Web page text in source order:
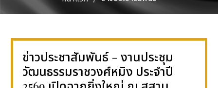
ข่าวประชาสัมพันธ์ - งานประชุม
วัฒนธรรมราชวงศ์หมิง ประจำปี